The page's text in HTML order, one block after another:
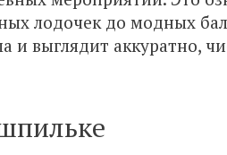
лодочек до модных
и выглядит аккуратно,